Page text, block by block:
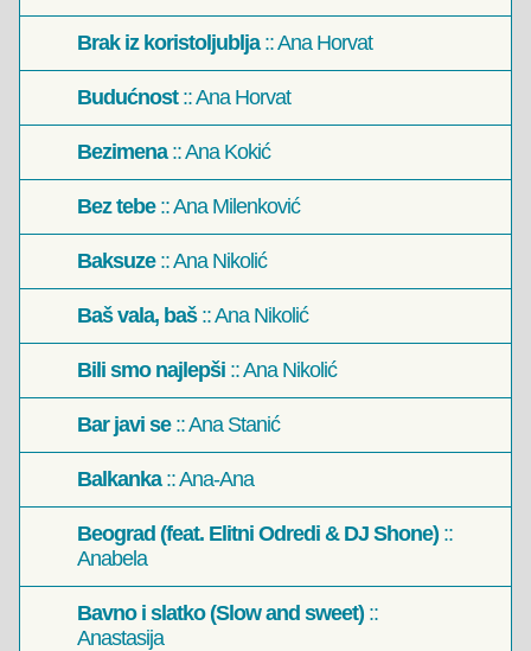
Brak iz koristoljublja:: Ana Horvat
Budućnost:: Ana Horvat
Bezimena:: Ana Kokić
Bez tebe:: Ana Milenković
Baksuze:: Ana Nikolić
Baš vala, baš:: Ana Nikolić
Bili smo najlepši :: Ana Nikolić
Bar javi se:: Ana Stanić
Balkanka:: Ana-Ana
Beograd (feat. Elitni Odredi & DJ Shone) ::
Anabela
Bavno i slatko (Slow and sweet) ::
Anastasija